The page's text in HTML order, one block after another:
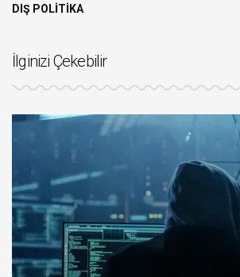
DIŞ POLİTİKA
İlginizi Çekebilir